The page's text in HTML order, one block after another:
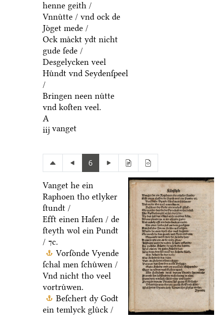
henne geith /
Vnnuͤtte / vnd ock de
Joͤget mede /
Ock maͤckt ydt nicht
gude ſede /
Desgelycken veel
Huͤndt vnd Seydenſpeel
/
Bringen neen nuͤtte
vnd koſten veel.
A
iij vanget
6
Vanget he ein
Raphoen tho etlyker
ſtundt /
Efft einen Haſen / de
ſteyth wol ein Pundt
/ ⁊c.
Vorſoͤnde Vyende
ſchal men ſchuͤwen /
Vnd nicht tho veel
vortruͤwen.
Beſchert dy Godt
ein temlyck gluͤck /